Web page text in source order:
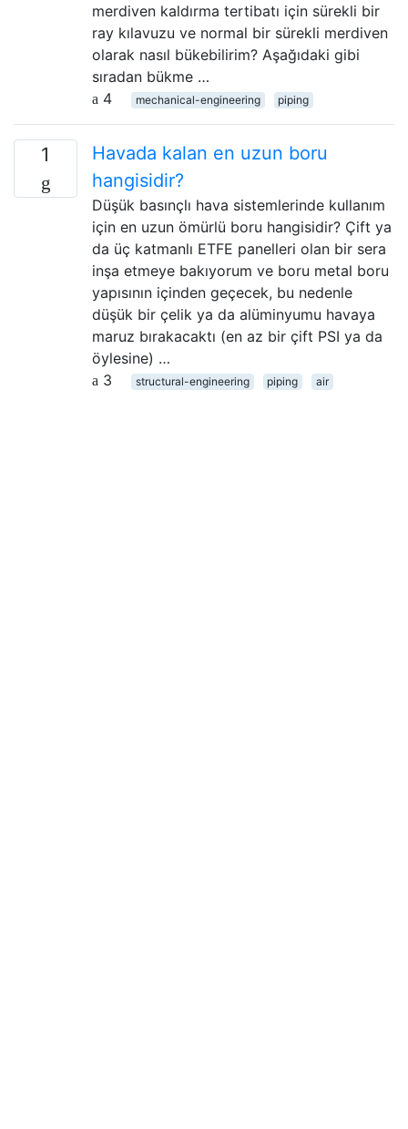
merdiven kaldırma tertibatı için sürekli bir
ray kılavuzu ve normal bir sürekli merdiven
olarak nasıl bükebilirim? Aşağıdaki gibi
sıradan bükme …
4
mechanical-engineering piping
1
Havada kalan en uzun boru
hangisidir?
Düşük basınçlı hava sistemlerinde kullanım
için en uzun ömürlü boru hangisidir? Çift ya
da üç katmanlı ETFE panelleri olan bir sera
inşa etmeye bakıyorum ve boru metal boru
yapısının içinden geçecek, bu nedenle
düşük bir çelik ya da alüminyumu havaya
maruz bırakacaktı (en az bir çift PSI ya da
öylesine) …
3
structural-engineering piping air